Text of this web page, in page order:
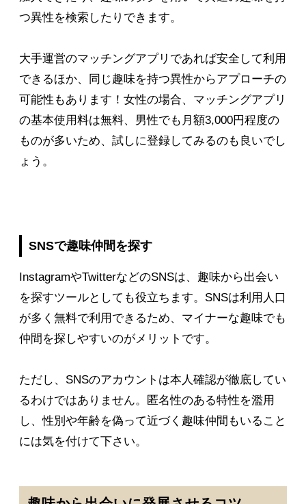
つ異性を検索したりできます。
大手運営のマッチングアプリであれば安全して利用
できるほか、同じ趣味を持つ異性からアプローチの
可能性もあります！女性の場合、マッチングアプリ
の基本使用料は無料、男性でも月額3,000円程度の
ものが多いため、試しに登録してみるのも良いでし
ょう。
SNSで趣味仲間を探す
InstagramやTwitterなどのSNSは、趣味から出会い
を探すツールとしても役立ちます。SNSは利用人口
が多く無料で利用できるため、マイナーな趣味でも
仲間を探しやすいのがメリットです。
ただし、SNSのアカウントは本人確認が徹底してい
るわけではありません。匿名性のある特性を濫用
し、性別や年齢を偽って近づく趣味仲間もいること
には気を付けて下さい。